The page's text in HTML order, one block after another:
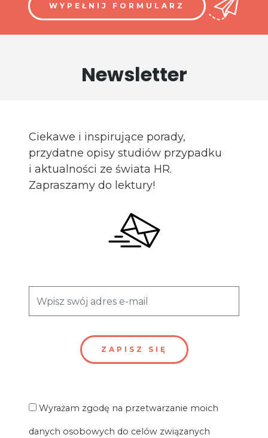
WYPEŁNIJ FORMULARZ
Newsletter
Ciekawe i inspirujące porady,
przydatne opisy studiów przypadku
i aktualności ze świata HR.
Zapraszamy do lektury!
Wyrażam zgodę na przetwarzanie moich
danych osobowych do celów związanych